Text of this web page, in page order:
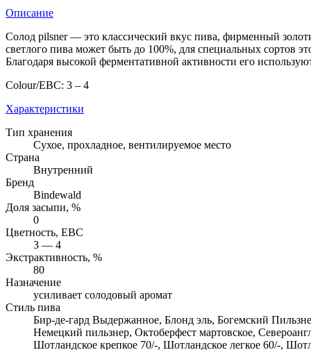
Описание
Солод pilsner — это классический вкус пива, фирменный
светлого пива может быть до 100%, для специальных сортов
Благодаря высокой ферментативной активности его
Colour/EBC: 3 – 4
Характеристики
Тип хранения
Сухое, прохладное, вентилируемое место
Страна
Внутренний
Бренд
Bindewald
Доля засыпи, %
0
Цветность, EBC
3 — 4
Экстрактивность, %
80
Назначение
усиливает солодовый аромат
Стиль пива
Бир-де-гард Выдержанное, Блонд эль, Богемский
Немецкий пильзнер, Октоберфест мартовское,
Шотландское крепкое 70/-, Шотландское легкое 60/-,